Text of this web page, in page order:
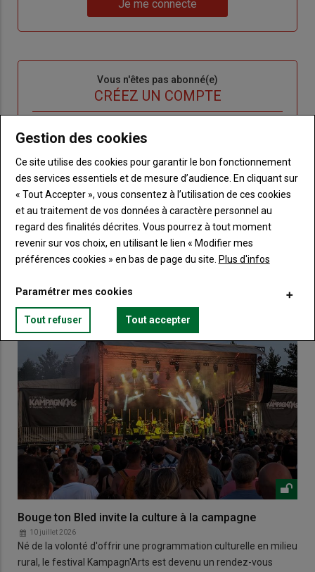
de
me
Je me connecte
Vous n'êtes pas abonné(e)
CRÉEZ UN COMPTE
BodyChoisissez votre formule et créez votre
Touraine.
Lien Créez un compte
Bouge ton Bled invite la culture à la campagne
10 juillet 2026
Né de la volonté d'offrir une programmation culturelle en milieu
rural, le festival Kampagn'Arts est devenu un rendez-vous
Gestion des cookies
Ce site utilise des cookies pour garantir le bon fonctionnement
des services essentiels et de mesure d’audience. En cliquant sur
« Tout Accepter », vous consentez à l’utilisation de ces cookies
et au traitement de vos données à caractère personnel au
regard des finalités décrites. Vous pourrez à tout moment
revenir sur vos choix, en utilisant le lien « Modifier mes
préférences cookies » en bas de page du site. Plus d'infos
Paramétrer mes cookies
Tout refuser Tout accepter